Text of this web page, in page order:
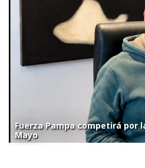
Fuerza Pampa competirá por
Mayo